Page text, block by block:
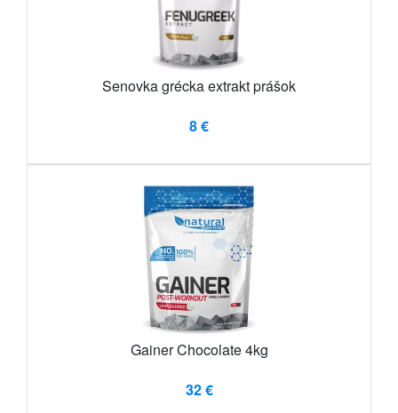
Senovka grécka extrakt prášok
8 €
Gainer Chocolate 4kg
32 €